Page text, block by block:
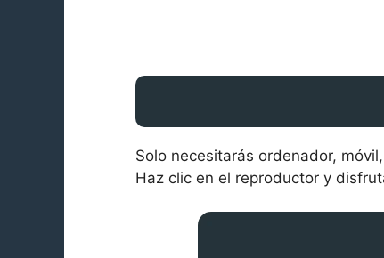
Solo necesitarás ordenador,
Haz clic en el reproductor y